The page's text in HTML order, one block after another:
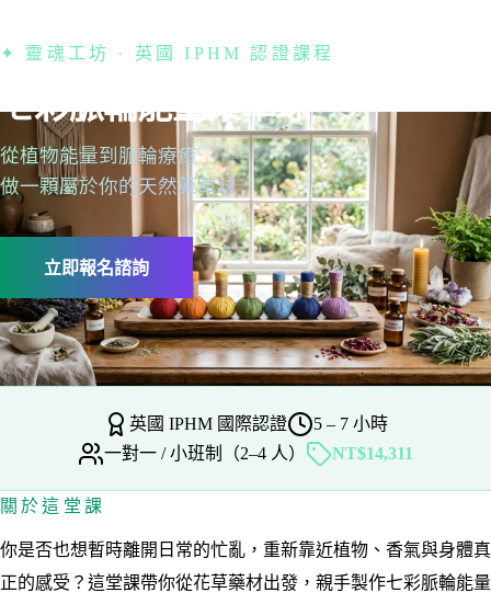
✦ 靈魂工坊 · 英國 IPHM 認證課程
七彩脈輪能量藥草球
從植物能量到脈輪療癒
做一顆屬於你的天然藥草球
立即報名諮詢
英國 IPHM 國際認證
5 – 7 小時
一對一 / 小班制（2–4 人）
NT$14,311
關於這堂課
你是否也想暫時離開日常的忙亂，重新靠近植物、香氣與身體真
正的感受？這堂課帶你從花草藥材出發，親手製作七彩脈輪能量